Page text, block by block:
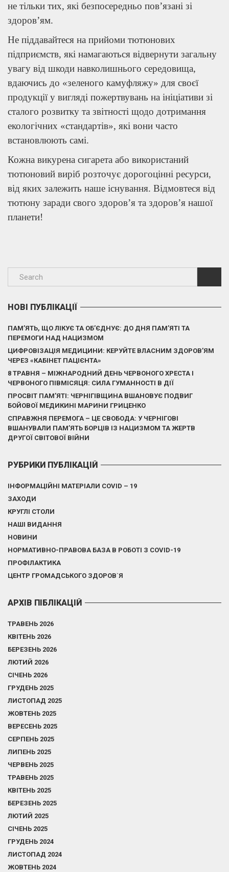
не тільки тих, які безпосередньо пов’язані зі
здоров’ям.
Не піддавайтеся на прийоми тютюнових
підприємств, які намагаються відвернути загальну
увагу від шкоди навколишнього середовища,
вдаючись до «зеленого камуфляжу» для своєї
продукції у вигляді пожертвувань на ініціативи зі
сталого розвитку та звітності щодо дотримання
екологічних «стандартів», які вони часто
встановлюють самі.
Кожна викурена сигарета або використаний
тютюновий виріб розточує дорогоцінні ресурси,
від яких залежить наше існування. Відмовтеся від
тютюну заради свого здоров’я та здоров’я нашої
планети!
НОВІ ПУБЛІКАЦІЇ
ПАМ’ЯТЬ, ЩО ЛІКУЄ ТА ОБ’ЄДНУЄ: ДО ДНЯ ПАМ’ЯТІ ТА
ПЕРЕМОГИ НАД НАЦИЗМОМ
ЦИФРОВІЗАЦІЯ МЕДИЦИНИ: КЕРУЙТЕ ВЛАСНИМ ЗДОРОВ’ЯМ
ЧЕРЕЗ «КАБІНЕТ ПАЦІЄНТА»
8 ТРАВНЯ – МІЖНАРОДНИЙ ДЕНЬ ЧЕРВОНОГО ХРЕСТА І
ЧЕРВОНОГО ПІВМІСЯЦЯ: СИЛА ГУМАННОСТІ В ДІЇ
ПРОСВІТ ПАМ’ЯТІ: ЧЕРНІГІВЩИНА ВШАНОВУЄ ПОДВИГ
БОЙОВОЇ МЕДИКИНІ МАРИНИ ГРИЦЕНКО
СПРАВЖНЯ ПЕРЕМОГА – ЦЕ СВОБОДА: У ЧЕРНІГОВІ
ВШАНУВАЛИ ПАМ’ЯТЬ БОРЦІВ ІЗ НАЦИЗМОМ ТА ЖЕРТВ
ДРУГОЇ СВІТОВОЇ ВІЙНИ
РУБРИКИ ПУБЛІКАЦІЙ
ІНФОРМАЦІЙНІ МАТЕРІАЛИ COVID – 19
ЗАХОДИ
КРУГЛІ СТОЛИ
НАШІ ВИДАННЯ
НОВИНИ
НОРМАТИВНО-ПРАВОВА БАЗА В РОБОТІ З COVID-19
ПРОФІЛАКТИКА
ЦЕНТР ГРОМАДСЬКОГО ЗДОРОВ`Я
АРХІВ ПІБЛІКАЦІЙ
ТРАВЕНЬ 2026
КВІТЕНЬ 2026
БЕРЕЗЕНЬ 2026
ЛЮТИЙ 2026
СІЧЕНЬ 2026
ГРУДЕНЬ 2025
ЛИСТОПАД 2025
ЖОВТЕНЬ 2025
ВЕРЕСЕНЬ 2025
СЕРПЕНЬ 2025
ЛИПЕНЬ 2025
ЧЕРВЕНЬ 2025
ТРАВЕНЬ 2025
КВІТЕНЬ 2025
БЕРЕЗЕНЬ 2025
ЛЮТИЙ 2025
СІЧЕНЬ 2025
ГРУДЕНЬ 2024
ЛИСТОПАД 2024
ЖОВТЕНЬ 2024